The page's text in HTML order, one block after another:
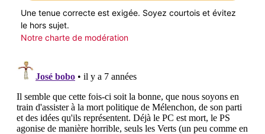
Une tenue correcte est exigée. Soyez courtois et évitez
le hors sujet.
Notre charte de modération